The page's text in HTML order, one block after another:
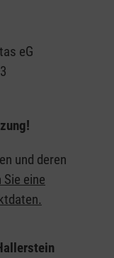
eG
und deren
eine